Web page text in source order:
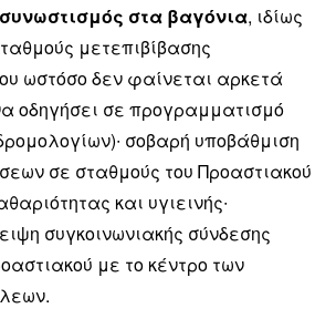
στα βαγόνια, ιδίως
μετεπιβίβασης
ωστόσο δεν φαίνεται αρκετά
οδηγήσει σε προγραμματισμό
σοβαρή υποβάθμιση
σε σταθμούς του Προαστιακού
και υγιεινής∙
συγκοινωνιακής σύνδεσης
με το κέντρο των